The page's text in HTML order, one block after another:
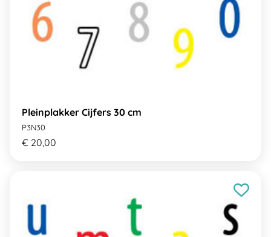
Pleinplakker Cijfers 30 cm
P3N30
€ 20,00